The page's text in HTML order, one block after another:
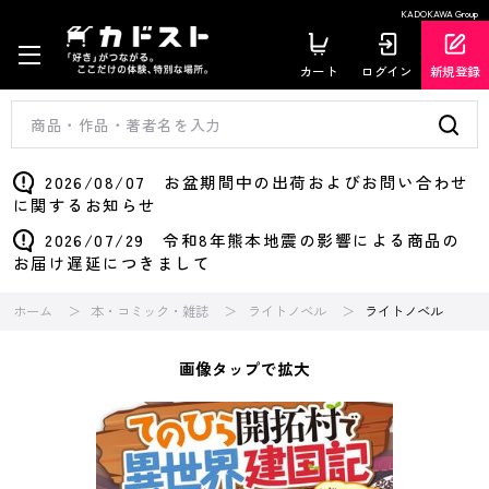
KADOKAWA Group
カート ログイン 新規登録
2026/08/07 お盆期間中の出荷およびお問い合わせ
に関するお知らせ
2026/07/29 令和8年熊本地震の影響による商品の
お届け遅延につきまして
ホーム 本・コミック・雑誌 ライトノベル ライトノベル
画像タップで拡大